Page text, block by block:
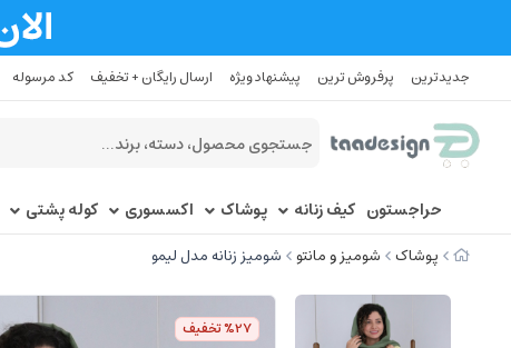
جدیدترین پرفروش ترین پیشنهاد ویژه ارسال رایگان + تخفیف کد مرسوله
حراجستون کیف زنانه پوشاک اکسسوری کوله پشتی
پوشاک شومیز و مانتو شومیز زنانه مدل لیمو
%27تخفیف